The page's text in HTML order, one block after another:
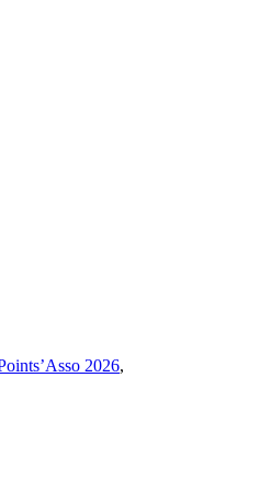
2026,